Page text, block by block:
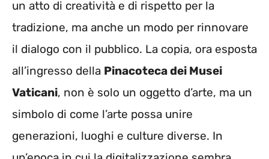
un atto di creatività e di rispetto per la
tradizione, ma anche un modo per rinnovare
il dialogo con il pubblico. La copia, ora esposta
all’ingresso della Pinacoteca dei Musei
Vaticani, non è solo un oggetto d’arte, ma un
simbolo di come l’arte possa unire
generazioni, luoghi e culture diverse. In